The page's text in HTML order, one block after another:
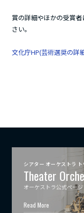
賞の詳細やほかの受賞
さい。
文化庁HP(芸術選奨の詳
シアター オーケストラ
Theater
オーケストラ公式ペー
Read More